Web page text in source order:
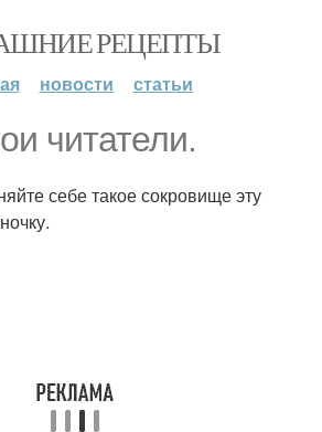
РЕЦЕПТЫ
новости статьи
читатели.
себе такое сокровище эту